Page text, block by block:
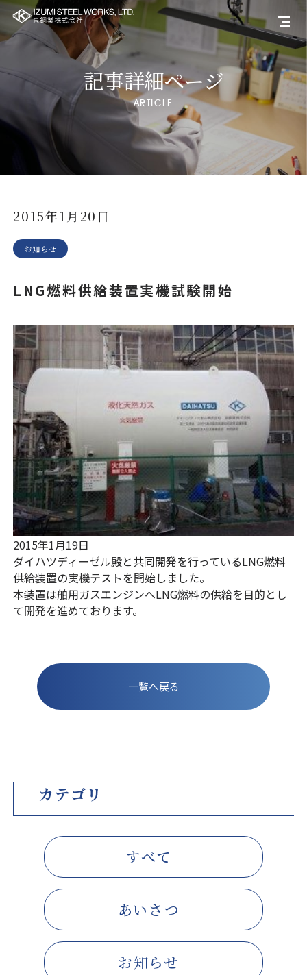
記事詳細ページ
ARTICLE
2015年1月20日
お知らせ
LNG燃料供給装置実機試験開始
2015年1月19日
ダイハツディーゼル殿と共同開発を行っているLNG燃料
供給装置の実機テストを開始しました。
本装置は舶用ガスエンジンへLNG燃料の供給を目的とし
て開発を進めております。
一覧へ戻る
カテゴリ
すべて
あいさつ
お知らせ